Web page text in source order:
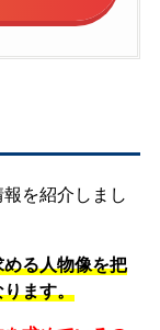
を紹介しまし
る人物像を把
ます。